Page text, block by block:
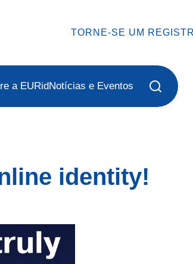
TORNE-SE UM
a EURidNotícias e Eventos
identity!